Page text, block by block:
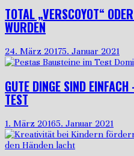
TOTAL „VERSCOYOT“
WURDEN
24. März 20175. Januar 2021
GUTE DINGE SIND
TEST
1. März 20165. Januar 2021